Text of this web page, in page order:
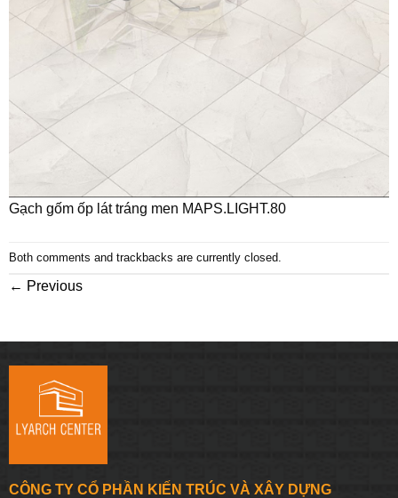
Gạch gốm ốp lát tráng men MAPS.LIGHT.80
Both comments and trackbacks are currently closed.
← Previous
CÔNG TY CỔ PHẦN KIẾN TRÚC VÀ XÂY DỰNG